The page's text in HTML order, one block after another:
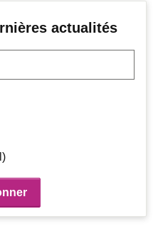
actualités